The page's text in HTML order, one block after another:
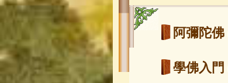
阿彌陀佛
學佛入門